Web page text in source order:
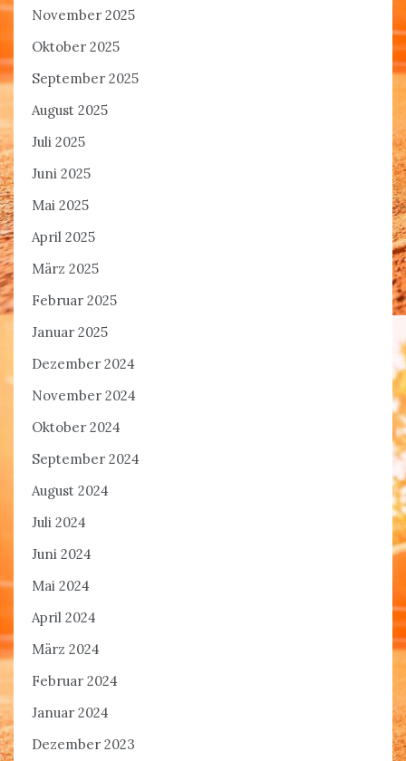
November 2025
Oktober 2025
September 2025
August 2025
Juli 2025
Juni 2025
Mai 2025
April 2025
März 2025
Februar 2025
Januar 2025
Dezember 2024
November 2024
Oktober 2024
September 2024
August 2024
Juli 2024
Juni 2024
Mai 2024
April 2024
März 2024
Februar 2024
Januar 2024
Dezember 2023